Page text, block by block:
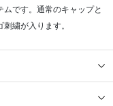
です。通常のキャップと
繍が入ります。